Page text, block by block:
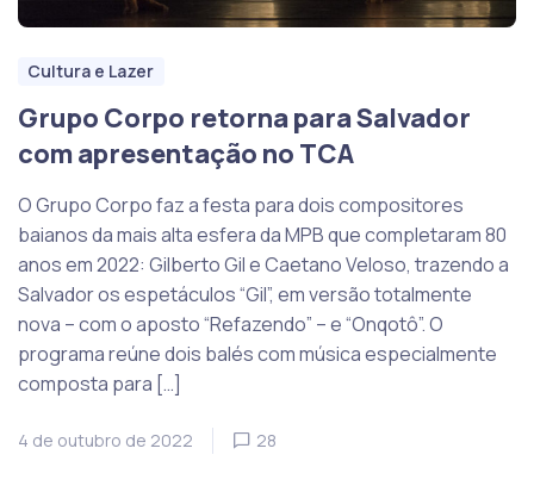
Cultura e Lazer
Grupo Corpo retorna para Salvador
com apresentação no TCA
O Grupo Corpo faz a festa para dois compositores
baianos da mais alta esfera da MPB que completaram 80
anos em 2022: Gilberto Gil e Caetano Veloso, trazendo a
Salvador os espetáculos “Gil”, em versão totalmente
nova – com o aposto “Refazendo” – e “Onqotô”. O
programa reúne dois balés com música especialmente
composta para […]
4 de outubro de 2022 28